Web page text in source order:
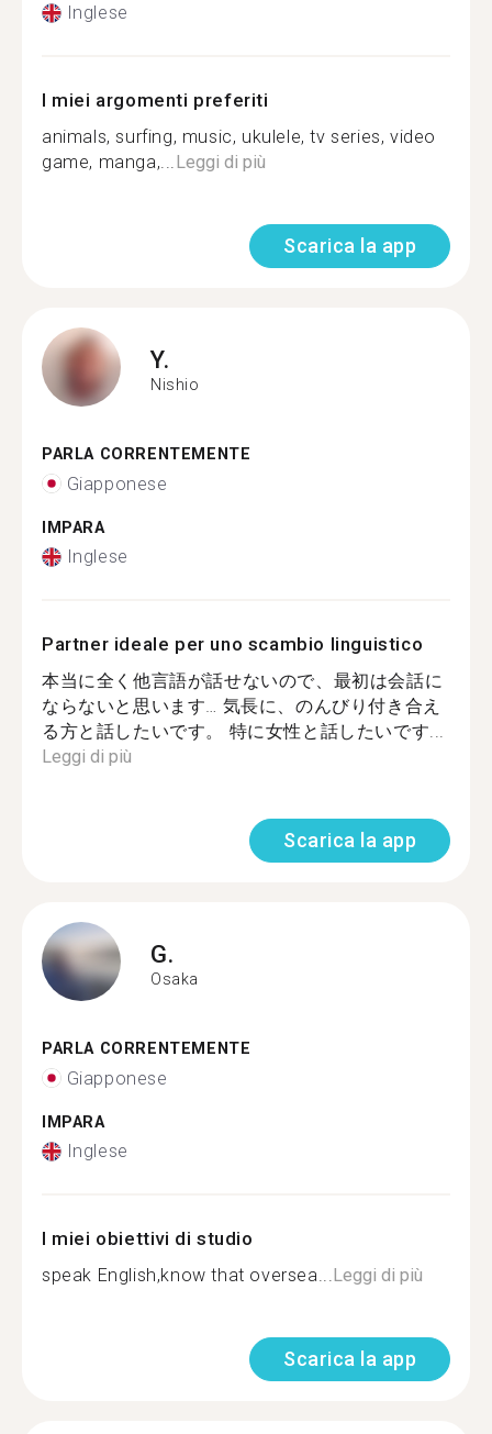
Inglese
I miei argomenti preferiti
animals, surfing, music, ukulele, tv series, video
game, manga,...Leggi di più
Scarica la app
Y.
Nishio
PARLA CORRENTEMENTE
Giapponese
IMPARA
Inglese
Partner ideale per uno scambio linguistico
本当に全く他言語が話せないので、最初は会話に
ならないと思います… 気長に、のんびり付き合え
る方と話したいです。 特に女性と話したいです...
Leggi di più
Scarica la app
G.
Osaka
PARLA CORRENTEMENTE
Giapponese
IMPARA
Inglese
I miei obiettivi di studio
speak English,know that oversea...Leggi di più
Scarica la app